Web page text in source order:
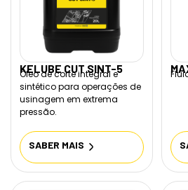
KELUBE CUT SINT-5
Óleo de corte integral e
sintético para operações de
usinagem em extrema
pressão.
SABER MAIS